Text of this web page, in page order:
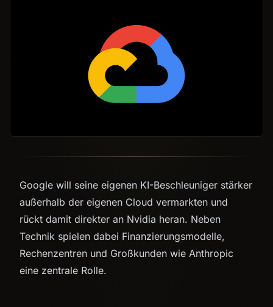
Google will seine eigenen KI-Beschleuniger stärker
außerhalb der eigenen Cloud vermarkten und
rückt damit direkter an Nvidia heran. Neben
Technik spielen dabei Finanzierungsmodelle,
Rechenzentren und Großkunden wie Anthropic
eine zentrale Rolle.